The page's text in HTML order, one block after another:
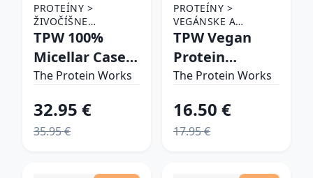
PROTEÍNY >
ŽIVOČÍŠNE
PROTEÍNY > NOČNÉ
TPW 100%
Micellar Casein
banánový
The Protein Works
32.95 €
35.95 €
PROTEÍNY >
VEGÁNSKE A
RASTLINNÉ
PROTEÍNY >
VIACZLOŽKOVÉ
VEGÁNSKE PROTEÍNY
TPW Vegan
Protein
Extreme
The Protein Works
16.50 €
17.95 €